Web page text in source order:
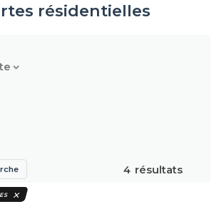
résidentielles
4 résultats